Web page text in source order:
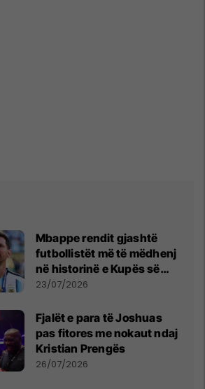
Mbappe rendit gjashtë
futbollistët më të mëdhenj
në historinë e Kupës së
Botës, Messi mbetet i dyti
23/07/2026
Fjalët e para të Joshuas
pas fitores me nokaut ndaj
Kristian Prengës
26/07/2026